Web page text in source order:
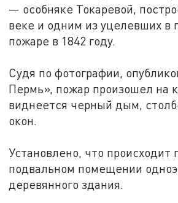
— особняке Токаревой,
веке и одним из уцелевших в
пожаре в 1842 году.
Судя по фотографии,
Пермь», пожар произошел на
виднеется черный дым,
окон.
Установлено, что происходит
подвальном помещении
деревянного здания.